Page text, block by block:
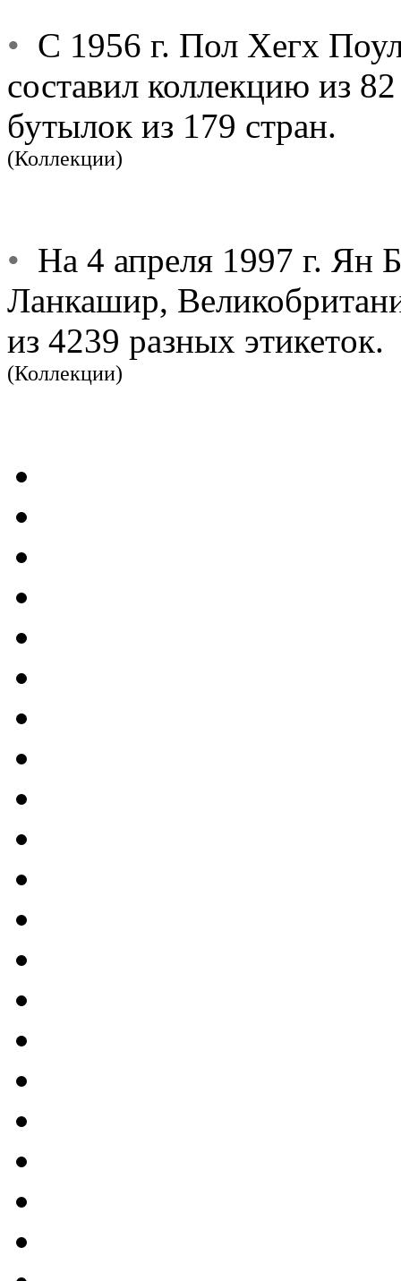
• С 1956 г. Пол Хегх
составил коллекцию из
бутылок из 179 стран.
(Коллекции)
• На 4 апреля 1997 г. Ян
Ланкашир,
из 4239 разных этикетoк.
(Коллекции)